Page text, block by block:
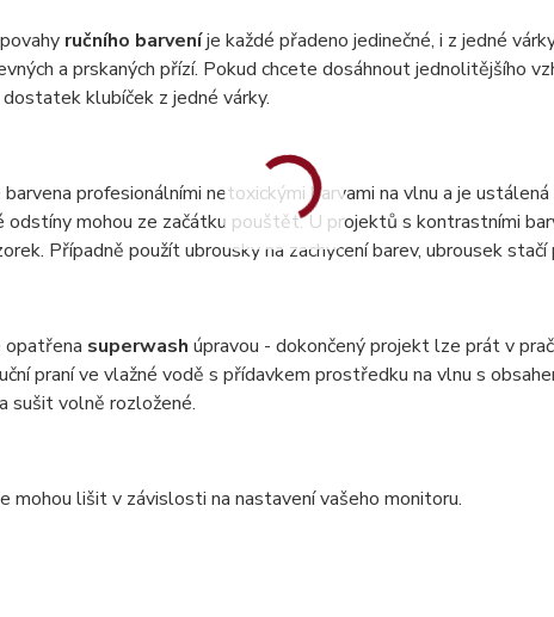
ručního barveníje každé přadeno jedinečné, i z jedné
a prskaných přízí. Pokud chcete dosáhnout jednolitějšího
klubíček z jedné várky.
barvena profesionálními netoxickými barvami na vlnu a je
odstíny mohou ze začátku pouštět. U projektů s kontrastními
Případně použít ubrousky na zachycení barev, ubrousek
opatřena superwash úpravou - dokončený projekt lze prát v
praní ve vlažné vodě s přídavkem prostředku na vlnu s
sušit volně rozložené.
mohou lišit v závislosti na nastavení vašeho monitoru.